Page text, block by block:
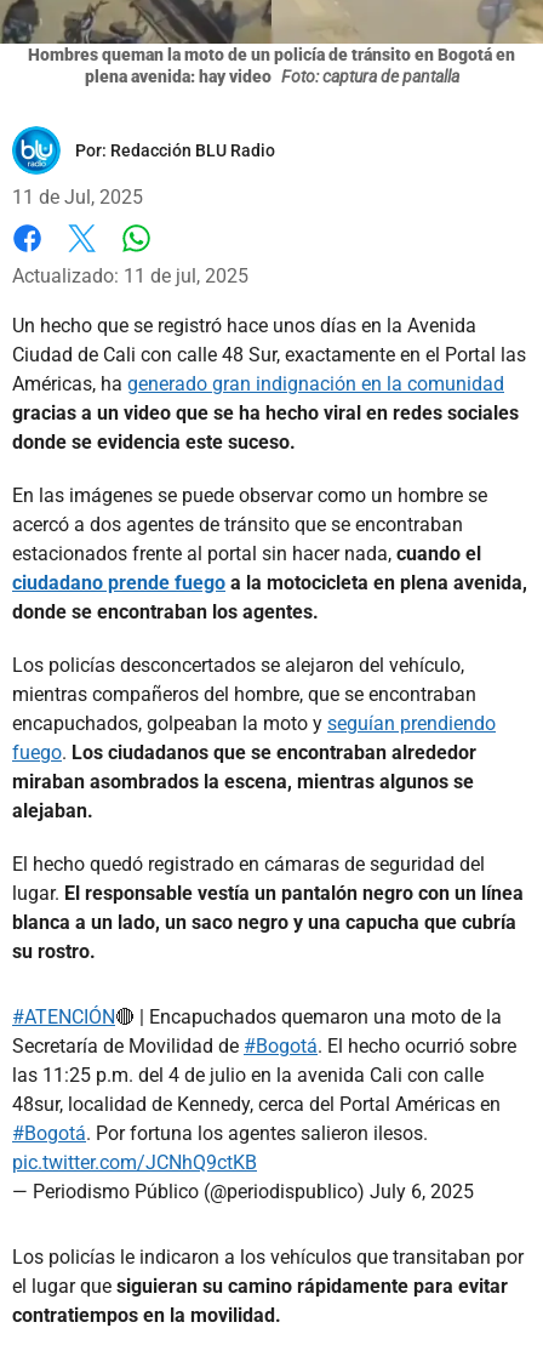
Hombres queman la moto de un policía de tránsito en Bogotá en
plena avenida: hay video Foto: captura de pantalla
Por: Redacción BLU Radio
11 de Jul, 2025
Facebook
X
Actualizado: 11 de jul, 2025
Un hecho que se registró hace unos días en la Avenida
Ciudad de Cali con calle 48 Sur, exactamente en el Portal las
Américas, ha generado gran indignación en la comunidad
gracias a un video que se ha hecho viral en redes sociales
donde se evidencia este suceso.
En las imágenes se puede observar como un hombre se
acercó a dos agentes de tránsito que se encontraban
estacionados frente al portal sin hacer nada, cuando el
ciudadano prende fuego a la motocicleta en plena avenida,
donde se encontraban los agentes.
Los policías desconcertados se alejaron del vehículo,
mientras compañeros del hombre, que se encontraban
encapuchados, golpeaban la moto y seguían prendiendo
fuego. Los ciudadanos que se encontraban alrededor
miraban asombrados la escena, mientras algunos se
alejaban.
El hecho quedó registrado en cámaras de seguridad del
lugar. El responsable vestía un pantalón negro con un línea
blanca a un lado, un saco negro y una capucha que cubría
su rostro.
#ATENCIÓN🔴 | Encapuchados quemaron una moto de la
Secretaría de Movilidad de #Bogotá. El hecho ocurrió sobre
las 11:25 p.m. del 4 de julio en la avenida Cali con calle
48sur, localidad de Kennedy, cerca del Portal Américas en
#Bogotá. Por fortuna los agentes salieron ilesos.
pic.twitter.com/JCNhQ9ctKB
— Periodismo Público (@periodispublico) July 6, 2025
Los policías le indicaron a los vehículos que transitaban por
el lugar que siguieran su camino rápidamente para evitar
contratiempos en la movilidad.